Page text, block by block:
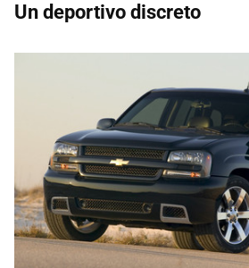
Un deportivo discreto